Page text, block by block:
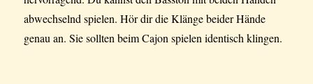
abwechselnd spielen. Hör dir die Klänge beider Hände
genau an. Sie sollten beim Cajon spielen identisch klingen.